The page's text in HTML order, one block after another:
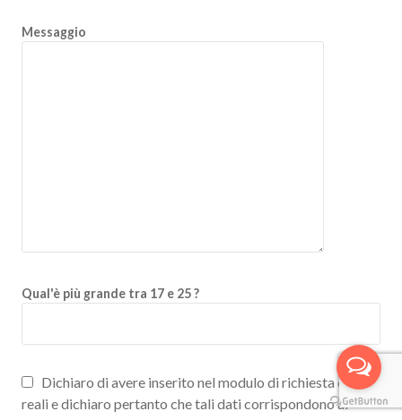
Messaggio
Qual'è più grande tra 17 e 25 ?
Dichiaro di avere inserito nel modulo di richiesta dati
reali e dichiaro pertanto che tali dati corrispondono ai